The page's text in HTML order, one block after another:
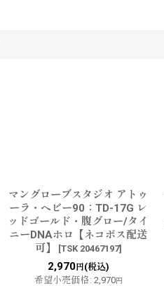
マングローブスタジオ アトゥ
ーラ・ヘビー90：TD-17G レ
ッドゴールド・腹グロー/タイ
ニーDNAホロ【ネコポス配送
可】
[TSK 20467197]
2,970円(税込)
希望小売価格: 2,970円